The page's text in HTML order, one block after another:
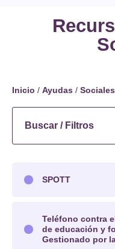
Inicio / Ayudas / Sociales
Buscar / Filtros
SPOTT
Teléfono contra
de educación y
Gestionado por